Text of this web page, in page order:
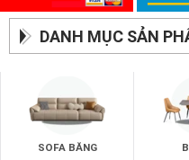
DANH MỤC SẢN
SOFA BĂNG